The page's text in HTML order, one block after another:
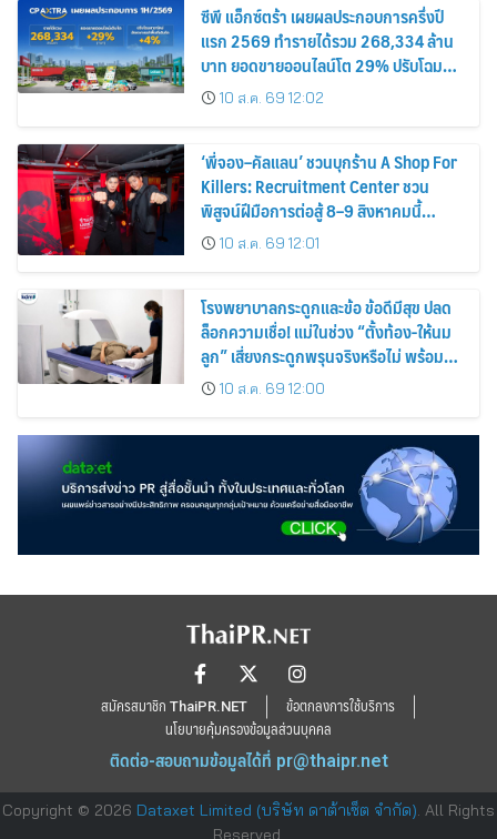
ซีพี แอ็กซ์ตร้า เผยผลประกอบการครึ่งปี
แรก 2569 ทำรายได้รวม 268,334 ล้าน
บาท ยอดขายออนไลน์โต 29% ปรับโฉม
สาขาใหม่ดันอัตราเช่าพื้นที่โต 4%
10 ส.ค. 69 12:02
‘พี่จอง–คัลแลน’ ชวนบุกร้าน A Shop For
Killers: Recruitment Center ชวน
พิสูจน์ฝีมือการต่อสู้ 8–9 สิงหาคมนี้
เท่านั้น เข้าชมได้ไม่มีค่าใช้จ่าย!
10 ส.ค. 69 12:01
โรงพยาบาลกระดูกและข้อ ข้อดีมีสุข ปลด
ล็อกความเชื่อ! แม่ในช่วง “ตั้งท้อง-ให้นม
ลูก” เสี่ยงกระดูกพรุนจริงหรือไม่ พร้อม
ชวนคุณแม่วัยเก๋าตรวจมวลกระดูกเชิง
ป้องกัน
10 ส.ค. 69 12:00
สมัครสมาชิก ThaiPR.NET
ข้อตกลงการใช้บริการ
นโยบายคุ้มครองข้อมูลส่วนบุคคล
ติดต่อ-สอบถามข้อมูลได้ที่ pr@thaipr.net
Copyright © 2026 Dataxet Limited (บริษัท ดาต้าเซ็ต จำกัด). All Rights
Reserved.